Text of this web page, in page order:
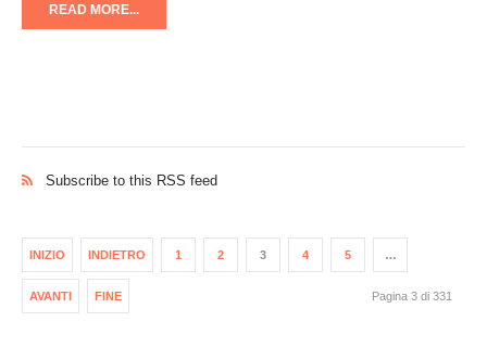
READ MORE...
Subscribe to this RSS feed
INIZIO INDIETRO 1 2 3 4 5 …
AVANTI FINE Pagina 3 di 331